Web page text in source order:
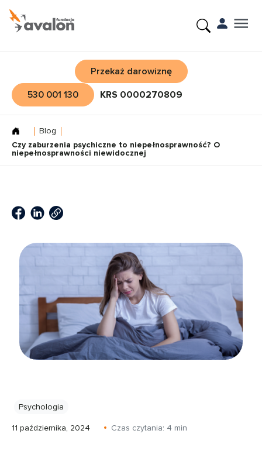
Przekaż darowiznę
530 001 130
KRS 0000270809
Blog
Czy zaburzenia psychiczne to niepełnosprawność? O
niepełnosprawności niewidocznej
Psychologia
11 października, 2024 Czas czytania: 4 min